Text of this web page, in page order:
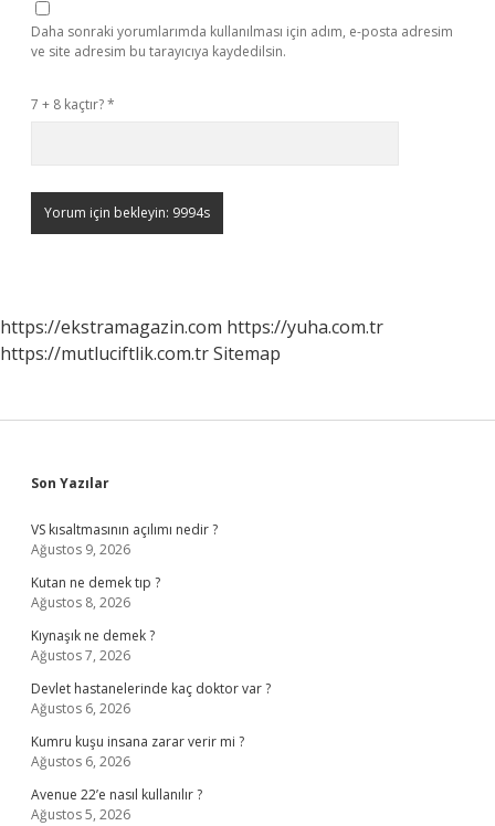
Daha sonraki yorumlarımda kullanılması için adım, e-posta adresim
ve site adresim bu tarayıcıya kaydedilsin.
7 + 8 kaçtır?*
https://ekstramagazin.com https://yuha.com.tr
https://mutluciftlik.com.trSitemap
Sidebar
Son Yazılar
VS kısaltmasının açılımı nedir ?
Ağustos 9, 2026
Kutan ne demek tıp ?
Ağustos 8, 2026
Kıynaşık ne demek ?
Ağustos 7, 2026
Devlet hastanelerinde kaç doktor var ?
Ağustos 6, 2026
Kumru kuşu insana zarar verir mi ?
Ağustos 6, 2026
Avenue 22’e nasıl kullanılır ?
Ağustos 5, 2026